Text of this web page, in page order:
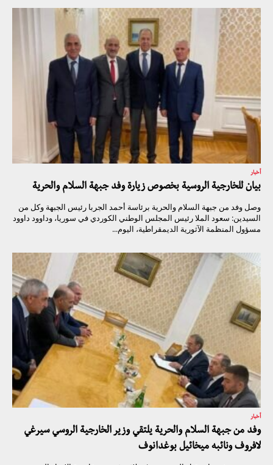
أخبار
بيان للخارجية الروسية بخصوص زيارة وفد جبهة السلام والحرية
وصل وفد من جبهة السلام والحرية برئاسة أحمد الجربا رئيس الجبهة وكل من
السيدين: سعود الملا رئيس المجلس الوطني الكوردي في سوريا، وداوود داوود
مسؤول المنظمة الآثورية الديمقراطية، اليوم...
أخبار
وفد من جبهة السلام والحرية يلتقي وزير الخارجية الروسي سيرغي
لافروف ونائبه ميخائيل بوغدانوف